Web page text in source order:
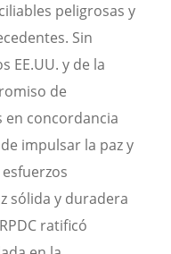
peligrosas y
Sin
EE.UU. y de la
de
en concordancia
impulsar la paz y
sólida y duradera
ratificó